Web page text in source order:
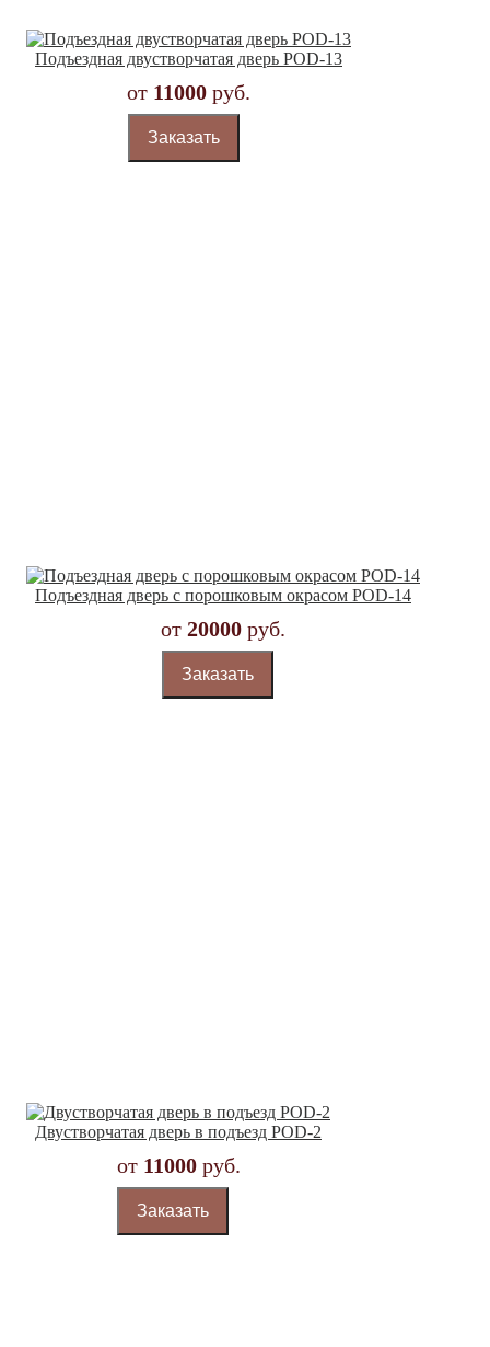
Подъездная двустворчатая дверь POD-13
от 11000 руб.
Заказать
Подъездная дверь с порошковым окрасом POD-14
от 20000 руб.
Заказать
Двустворчатая дверь в подъезд POD-2
от 11000руб.
Заказать